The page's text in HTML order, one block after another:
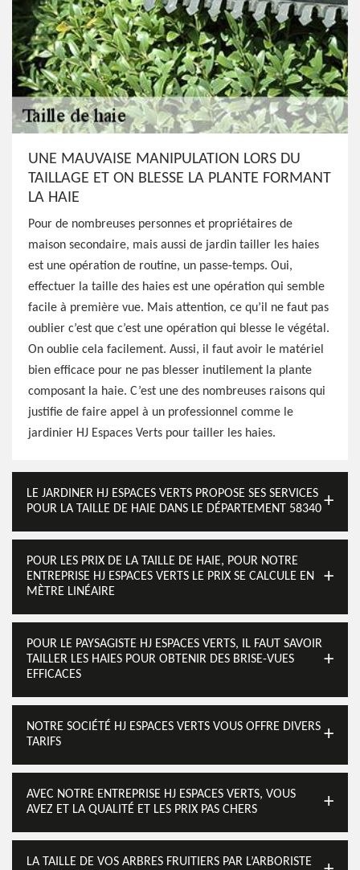
UNE MAUVAISE MANIPULATION LORS DU
TAILLAGE ET ON BLESSE LA PLANTE FORMANT
LA HAIE
Pour de nombreuses personnes et propriétaires de
maison secondaire, mais aussi de jardin tailler les haies
est une opération de routine, un passe-temps. Oui,
effectuer la taille des haies est une opération qui semble
facile à première vue. Mais attention, ce qu’il ne faut pas
oublier c’est que c’est une opération qui blesse le végétal.
On oublie cela facilement. Aussi, il faut avoir le matériel
bien efficace pour ne pas blesser inutilement la plante
composant la haie. C’est une des nombreuses raisons qui
justifie de faire appel à un professionnel comme le
jardinier HJ Espaces Verts pour tailler les haies.
LE JARDINER HJ ESPACES VERTS PROPOSE SES SERVICES
POUR LA TAILLE DE HAIE DANS LE DÉPARTEMENT 58340
POUR LES PRIX DE LA TAILLE DE HAIE, POUR NOTRE
ENTREPRISE HJ ESPACES VERTS LE PRIX SE CALCULE EN
MÈTRE LINÉAIRE
POUR LE PAYSAGISTE HJ ESPACES VERTS, IL FAUT SAVOIR
TAILLER LES HAIES POUR OBTENIR DES BRISE-VUES
EFFICACES
NOTRE SOCIÉTÉ HJ ESPACES VERTS VOUS OFFRE DIVERS
TARIFS
AVEC NOTRE ENTREPRISE HJ ESPACES VERTS, VOUS
AVEZ ET LA QUALITÉ ET LES PRIX PAS CHERS
LA TAILLE DE VOS ARBRES FRUITIERS PAR L’ARBORISTE